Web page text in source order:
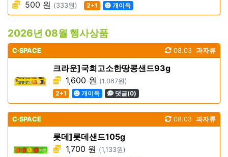
500 원 (333원) 2+1 개이득
2026년 08월 행사상품
C·SPACE 과자류
08.03
크라운]국희고소한땅콩샌드93g
1,600 원 (1,067원)
2+1
개이득 댓글(0)
C·SPACE 과자류
08.03
롯데]롯데샌드105g
1,700 원 (1,133원)